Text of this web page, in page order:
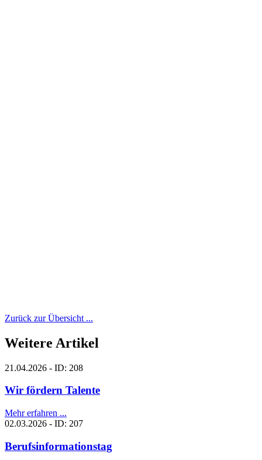
Zurück zur Übersicht ...
Weitere Artikel
21.04.2026 - ID: 208
Wir fördern Talente
Mehr erfahren ...
02.03.2026 - ID: 207
Berufsinformationstag